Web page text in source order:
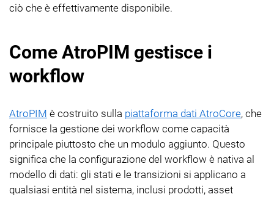
ciò che è effettivamente disponibile.
Come AtroPIM gestisce i
workflow
AtroPIM è costruito sulla piattaforma dati AtroCore, che
fornisce la gestione dei workflow come capacità
principale piuttosto che un modulo aggiunto. Questo
significa che la configurazione del workflow è nativa al
modello di dati: gli stati e le transizioni si applicano a
qualsiasi entità nel sistema, inclusi prodotti, asset